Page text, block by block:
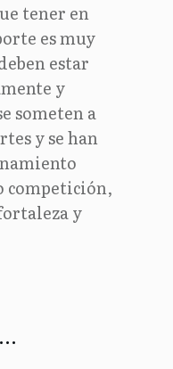
tener en
es muy
estar
y
someten a
y se han
competición,
y